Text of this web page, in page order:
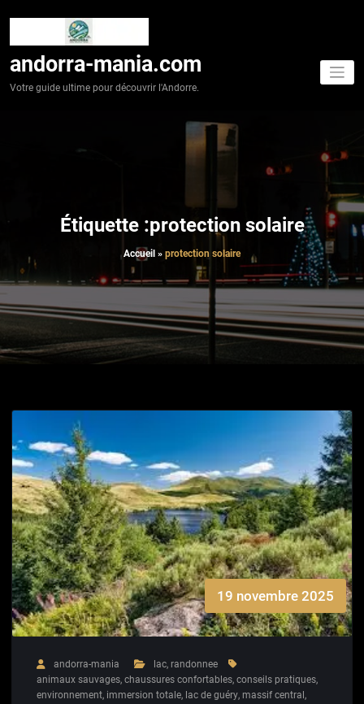
andorra-mania.com
Votre guide ultime pour découvrir l'Andorre.
Étiquette :protection solaire
Accueil » protection solaire
19 novembre 2025
andorra-mania lac, randonnee
animaux sauvages, chaussures confortables, conseils pratiques,
environnement, immersion totale, lac de guéry, massif central ,